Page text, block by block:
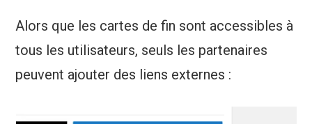
Alors que les cartes de fin sont accessibles à
tous les utilisateurs, seuls les partenaires
peuvent ajouter des liens externes :